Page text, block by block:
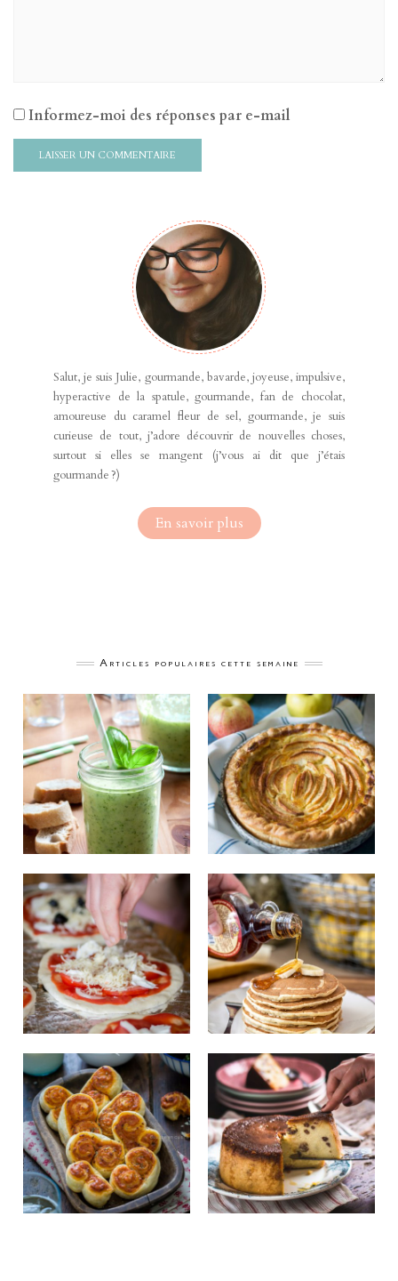
Informez-moi des réponses par e-mail
Salut, je suis Julie, gourmande, bavarde, joyeuse, impulsive,
hyperactive de la spatule, gourmande, fan de chocolat,
amoureuse du caramel fleur de sel, gourmande, je suis
curieuse de tout, j’adore découvrir de nouvelles choses,
surtout si elles se mangent (j’vous ai dit que j’étais
gourmande ?)
En savoir plus
Articles populaires cette semaine